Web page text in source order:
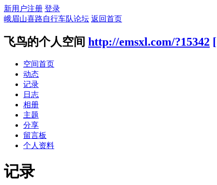
新用户注册 登录
峨眉山喜路自行车队论坛 返回首页
飞鸟的个人空间 http://emsxl.com/?15342
空间首页
动态
记录
日志
相册
主题
分享
留言板
个人资料
记录